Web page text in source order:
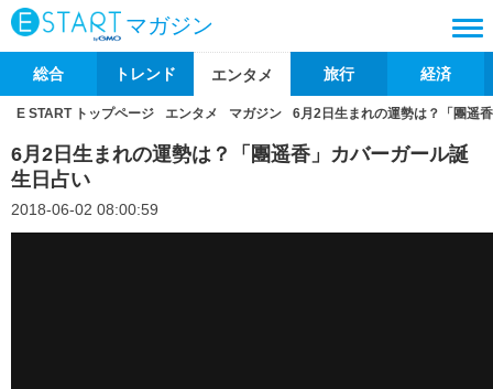
マガジン
総合 トレンド エンタメ 旅行 経済
E START トップページ エンタメ マガジン 6月2日生まれの運勢は？「團遥
6月2日生まれの運勢は？「團遥香」カバーガール誕
生日占い
2018-06-02 08:00:59